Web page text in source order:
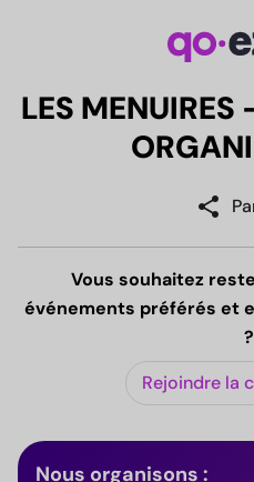
LES MENUIRES
share
Vous souhaitez
événements préférés et
?
Rejoindre la
Nous organisons :